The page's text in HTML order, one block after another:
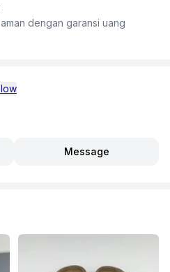
dengan garansi uang
Message